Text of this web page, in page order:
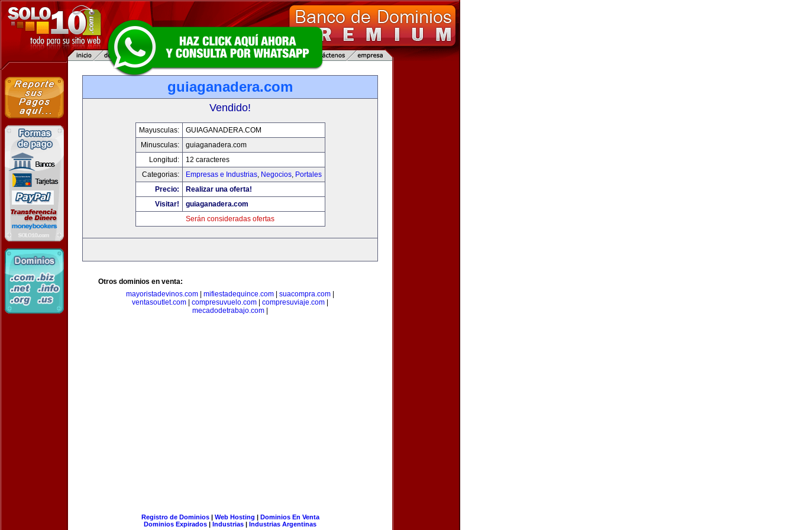
guiaganadera.com
Vendido!
Mayusculas:
GUIAGANADERA.COM
Minusculas:
guiaganadera.com
Longitud:
12 caracteres
Categorias:
Empresas e Industrias, Negocios, Portales
Precio:
Realizar una oferta!
Visitar!
guiaganadera.com
Serán consideradas ofertas
Otros dominios en venta:
mayoristadevinos.com
mifiestadequince.com suacompra.com
ventasoutlet.com
compresuvuelo.com compresuviaje.com
mecadodetrabajo.com
Registro de Dominios| Web Hosting | Dominios En Venta
Dominios Expirados | Industrias | Industrias Argentinas